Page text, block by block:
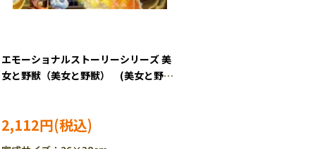
エモーショナルストーリーシリーズ 美
女と野獣（美女と野獣） (美女と野
2,112円